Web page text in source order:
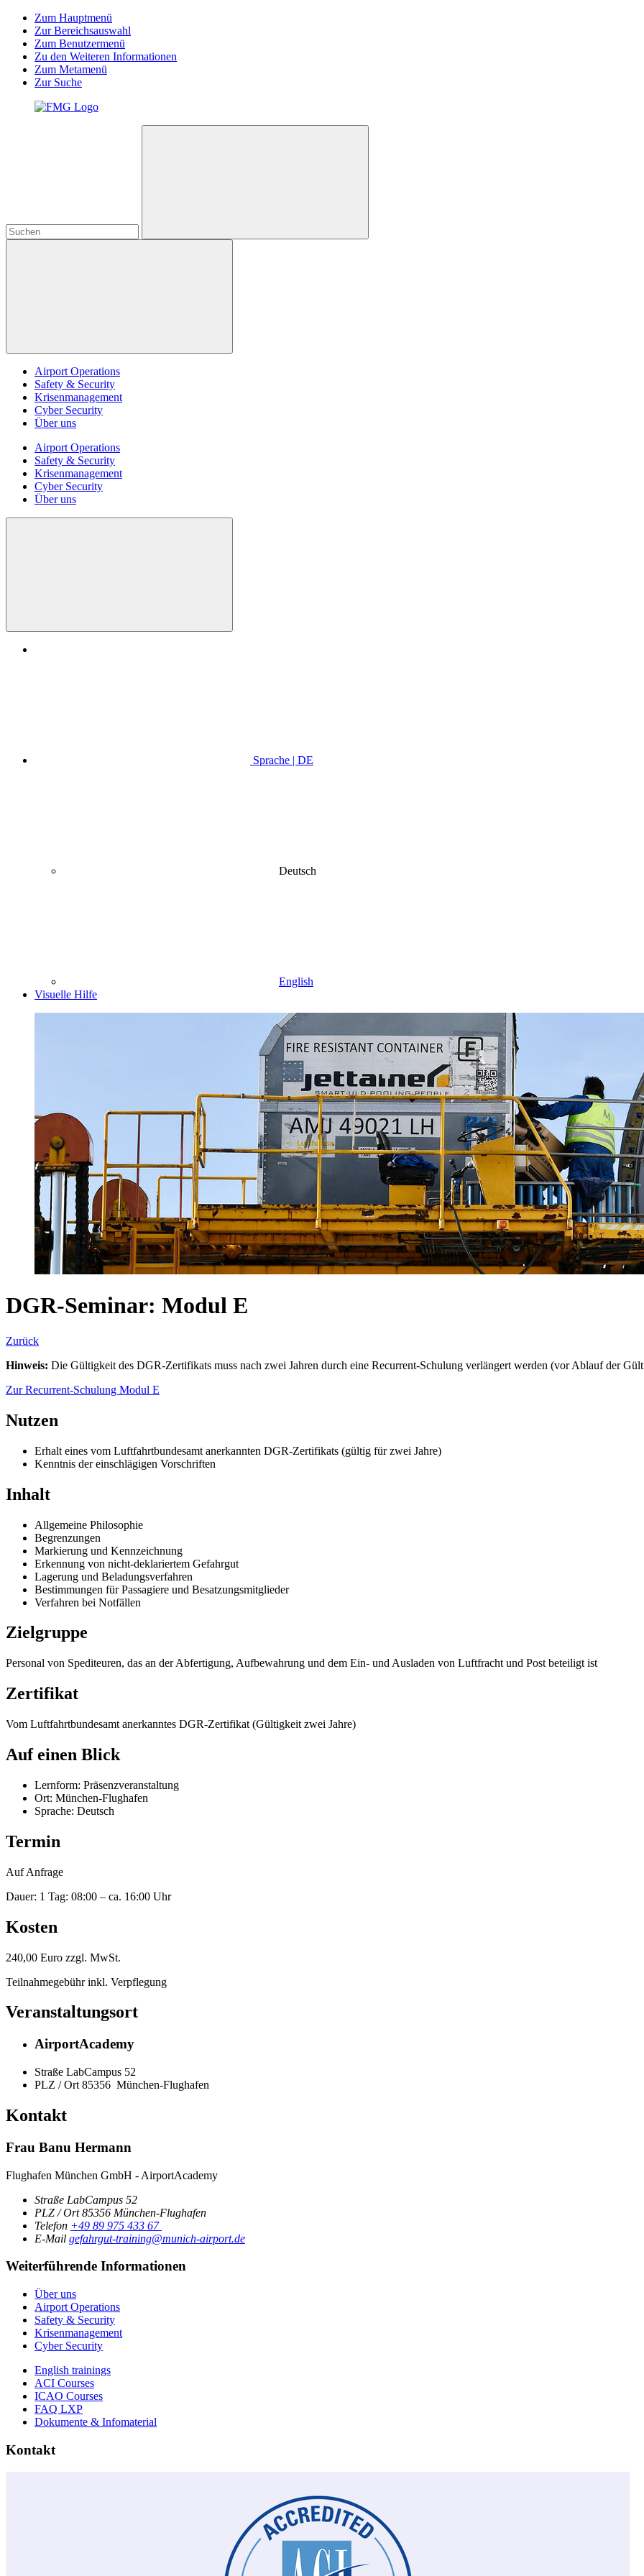
Zum Hauptmenü
Zur Bereichsauswahl
Zum Benutzermenü
Zu den Weiteren Informationen
Zum Metamenü
Zur Suche
Airport Operations
Safety & Security
Krisenmanagement
Cyber Security
Über uns
Airport Operations
Safety & Security
Krisenmanagement
Cyber Security
Über uns
Sprache | DE
Deutsch
English
Visuelle Hilfe
DGR-Seminar: Modul E
Zurück
Hinweis: Die Gültigkeit des DGR-Zertifikats muss nach zwei Jahren durch eine Recurrent-Schulung verlängert werden (vor Ablauf der
Zur Recurrent-Schulung Modul E
Nutzen
Erhalt eines vom Luftfahrtbundesamt anerkannten DGR-Zertifikats (gültig für zwei Jahre)
Kenntnis der einschlägigen Vorschriften
Inhalt
Allgemeine Philosophie
Begrenzungen
Markierung und Kennzeichnung
Erkennung von nicht-deklariertem Gefahrgut
Lagerung und Beladungsverfahren
Bestimmungen für Passagiere und Besatzungsmitglieder
Verfahren bei Notfällen
Zielgruppe
Personal von Spediteuren, das an der Abfertigung, Aufbewahrung und dem Ein- und Ausladen von Luftfracht und Post beteiligt ist
Zertifikat
Vom Luftfahrtbundesamt anerkanntes DGR-Zertifikat (Gültigkeit zwei Jahre)
Auf einen Blick
Lernform: Präsenzveranstaltung
Ort: München-Flughafen
Sprache: Deutsch
Termin
Auf Anfrage
Dauer: 1 Tag: 08:00 – ca. 16:00 Uhr
Kosten
240,00 Euro zzgl. MwSt.
Teilnahmegebühr inkl. Verpflegung
Veranstaltungsort
AirportAcademy
Straße LabCampus 52
PLZ / Ort 85356 München-Flughafen
Kontakt
Frau Banu Hermann
Flughafen München GmbH - AirportAcademy
Straße LabCampus 52
PLZ / Ort 85356 München-Flughafen
Telefon +49 89 975 433 67
E-Mail gefahrgut-training@munich-airport.de
Weiterführende Informationen
Über uns
Airport Operations
Safety & Security
Krisenmanagement
Cyber Security
English trainings
ACI Courses
ICAO Courses
FAQ LXP
Dokumente & Infomaterial
Kontakt